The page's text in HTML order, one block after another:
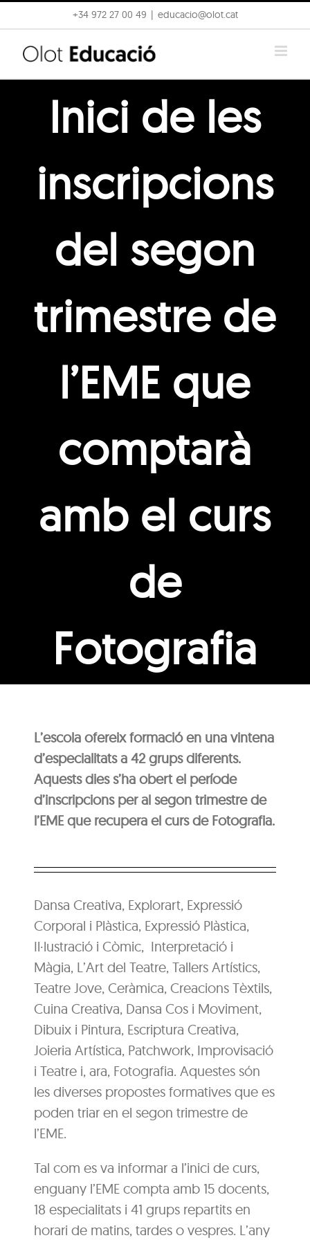
to
content
+34 972 27 00 49 educacio@olot.cat
Inici de les
inscripcions
del segon
trimestre de
l’EME que
comptarà
amb el curs
de
Fotografia
L’escola ofereix formació en una vintena
d’especialitats a 42 grups diferents.
Aquests dies s’ha obert el període
d’inscripcions per al segon trimestre de
l’EME que recupera el curs de Fotografia.
Dansa Creativa, Explorart, Expressió
Corporal i Plàstica, Expressió Plàstica,
Il·lustració i Còmic, Interpretació i
Màgia, L’Art del Teatre, Tallers Artístics,
Teatre Jove, Ceràmica, Creacions Tèxtils,
Cuina Creativa, Dansa Cos i Moviment,
Dibuix i Pintura, Escriptura Creativa,
Joieria Artística, Patchwork, Improvisació
i Teatre i, ara, Fotografia. Aquestes són
les diverses propostes formatives que es
poden triar en el segon trimestre de
l’EME.
Tal com es va informar a l’inici de curs,
enguany l’EME compta amb 15 docents,
18 especialitats i 41 grups repartits en
horari de matins, tardes o vespres. L’any